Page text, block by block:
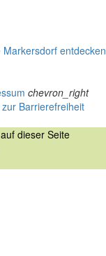
chevron_right
Barrierefreiheit
dieser Seite